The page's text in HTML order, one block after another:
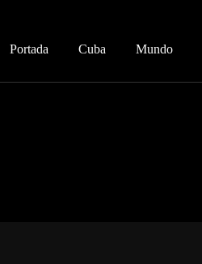
Portada
Cuba Mundo